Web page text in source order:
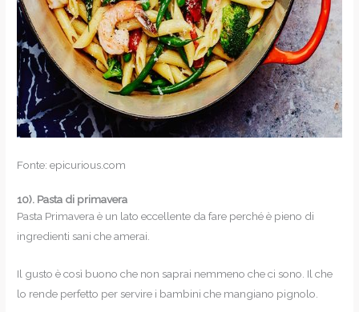
Fonte: epicurious.com
10). Pasta di primavera
Pasta Primavera è un lato eccellente da fare perché è pieno di
ingredienti sani che amerai.
Il gusto è così buono che non saprai nemmeno che ci sono. Il che
lo rende perfetto per servire i bambini che mangiano pignolo.